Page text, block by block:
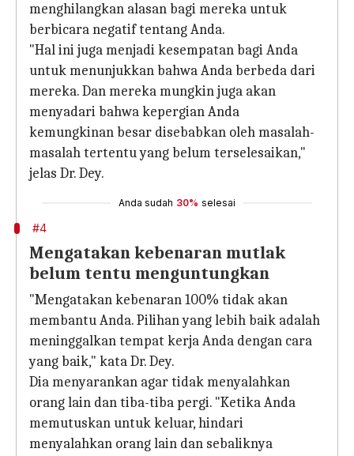
menghilangkan alasan bagi mereka untuk
berbicara negatif tentang Anda.
"Hal ini juga menjadi kesempatan bagi Anda
untuk menunjukkan bahwa Anda berbeda dari
mereka. Dan mereka mungkin juga akan
menyadari bahwa kepergian Anda
kemungkinan besar disebabkan oleh masalah-
masalah tertentu yang belum terselesaikan,"
jelas Dr. Dey.
Anda sudah 30% selesai
#4
Mengatakan kebenaran mutlak
belum tentu menguntungkan
"Mengatakan kebenaran 100% tidak akan
membantu Anda. Pilihan yang lebih baik adalah
meninggalkan tempat kerja Anda dengan cara
yang baik," kata Dr. Dey.
Dia menyarankan agar tidak menyalahkan
orang lain dan tiba-tiba pergi. "Ketika Anda
memutuskan untuk keluar, hindari
menyalahkan orang lain dan sebaliknya